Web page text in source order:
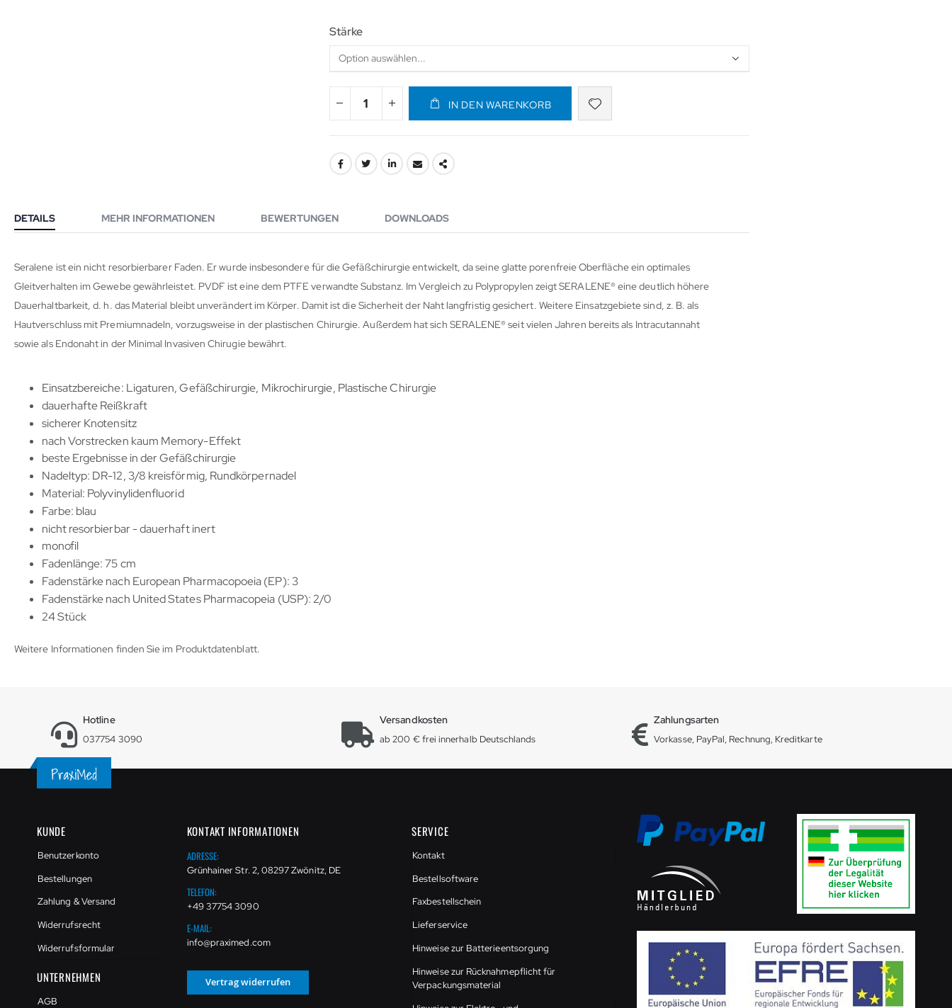
Stärke
IN DEN WARENKORB
DETAILS
Seralene ist ein nicht resorbierbarer Faden. Er wurde insbesondere für die Gefäßchirurgie entwickelt, da seine glatte porenfreie Oberfläche ein optimales
Gleitverhalten im Gewebe gewährleistet. PVDF ist eine dem PTFE verwandte Substanz. Im Vergleich zu Polypropylen zeigt SERALENE® eine deutlich höhere
Dauerhaltbarkeit, d. h. das Material bleibt unverändert im Körper. Damit ist die Sicherheit der Naht langfristig gesichert. Weitere Einsatzgebiete sind, z. B. als
Hautverschluss mit Premiumnadeln, vorzugsweise in der plastischen Chirurgie. Außerdem hat sich SERALENE® seit vielen Jahren bereits als Intracutannaht
sowie als Endonaht in der Minimal Invasiven Chirugie bewährt.
Einsatzbereiche: Ligaturen, Gefäßchirurgie, Mikrochirurgie, Plastische Chirurgie
dauerhafte Reißkraft
sicherer Knotensitz
nach Vorstrecken kaum Memory-Effekt
beste Ergebnisse in der Gefäßchirurgie
Nadeltyp: DR-12, 3/8 kreisförmig, Rundkörpernadel
Material: Polyvinylidenfluorid
Farbe: blau
nicht resorbierbar - dauerhaft inert
monofil
Fadenlänge: 75 cm
Fadenstärke nach European Pharmacopoeia (EP): 3
Fadenstärke nach United States Pharmacopeia (USP): 2/0
24 Stück
Weitere Informationen finden Sie im Produktdatenblatt.
MEHR INFORMATIONEN BEWERTUNGEN DOWNLOADS
Hotline
037754 3090
Versandkosten
ab 200 € frei innerhalb Deutschlands
Zahlungsarten
Vorkasse, PayPal, Rechnung, Kreditkarte
KUNDE
Benutzerkonto
Bestellungen
Zahlung & Versand
Widerrufsrecht
Widerrufsformular
UNTERNEHMEN
AGB
KONTAKT INFORMATIONEN
ADRESSE:
Grünhainer Str. 2, 08297 Zwönitz, DE
TELEFON:
+49 37754 3090
E-MAIL:
info@praximed.com
Vertrag widerrufen
SERVICE
Kontakt
Bestellsoftware
Faxbestellschein
Lieferservice
Hinweise zur Batterieentsorgung
Hinweise zur Rücknahmepflicht für
Verpackungsmaterial